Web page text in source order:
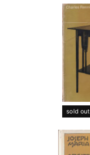
sold out